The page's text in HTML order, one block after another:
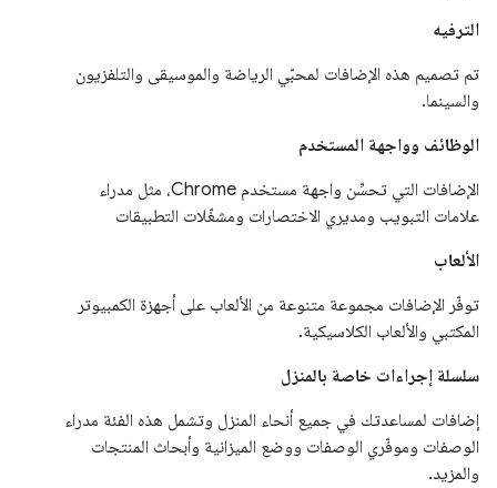
الترفيه
تم تصميم هذه الإضافات لمحبّي الرياضة والموسيقى والتلفزيون
والسينما.
الوظائف وواجهة المستخدم
الإضافات التي تحسِّن واجهة مستخدم Chrome، مثل مدراء
علامات التبويب ومديري الاختصارات ومشغّلات التطبيقات
الألعاب
توفّر الإضافات مجموعة متنوعة من الألعاب على أجهزة الكمبيوتر
المكتبي والألعاب الكلاسيكية.
سلسلة إجراءات خاصة بالمنزل
إضافات لمساعدتك في جميع أنحاء المنزل وتشمل هذه الفئة مدراء
الوصفات وموفّري الوصفات ووضع الميزانية وأبحاث المنتجات
والمزيد.